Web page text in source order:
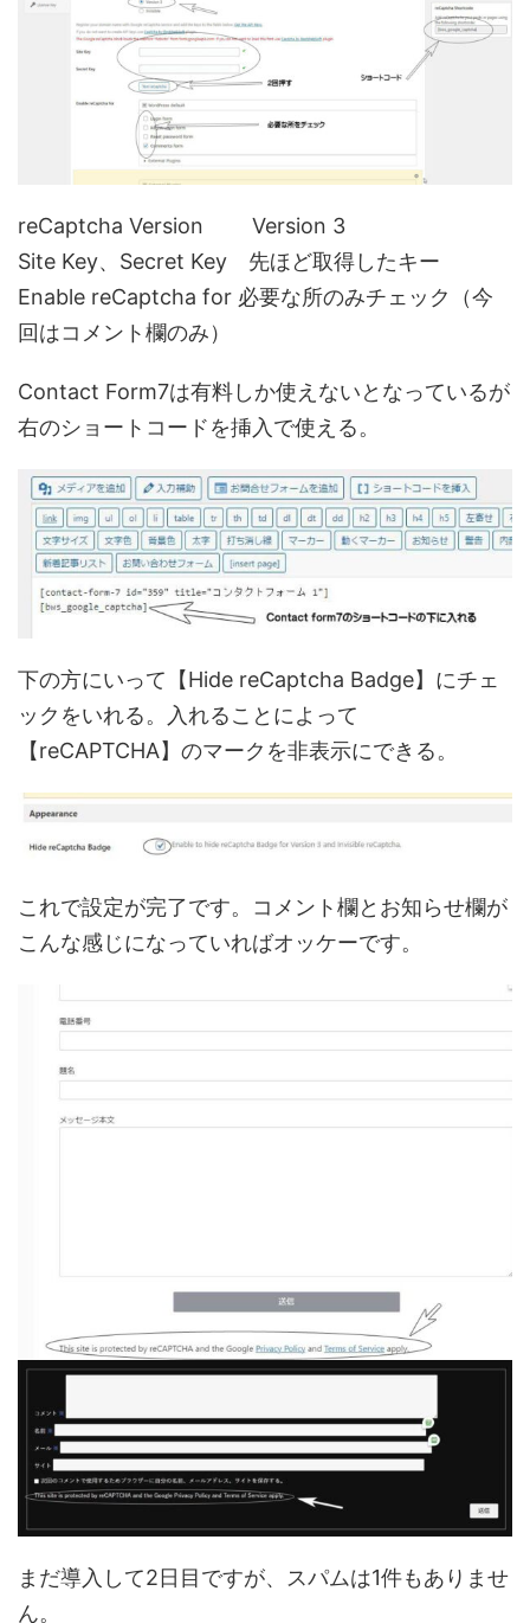
reCaptcha Version Version 3
Site Key、Secret Key 先ほど取得したキー
Enable reCaptcha for 必要な所のみチェック（今
回はコメント欄のみ）
Contact Form7は有料しか使えないとなっているが
右のショートコードを挿入で使える。
下の方にいって【Hide reCaptcha Badge】にチェ
ックをいれる。入れることによって
【reCAPTCHA】のマークを非表示にできる。
これで設定が完了です。コメント欄とお知らせ欄が
こんな感じになっていればオッケーです。
まだ導入して2日目ですが、スパムは1件もありませ
ん。